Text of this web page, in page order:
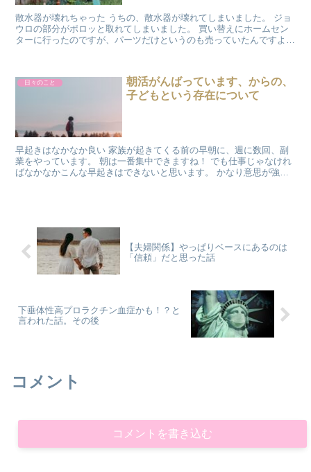
散水器が壊れちゃった うちの、散水器が壊れてしまいました。 ジョ
ウロの部分がポロッと取れてしまいました。 買い替えにホームセン
ターに行ったのですが、パーツだけというのも売っていたんですよ
日々のこと
朝活がんばっています、からの、
子どもという存在について
早起きはなかなか良い 家族が起きてくる前の早朝に、週に数回、副
業をやっています。 朝は一番集中できますね！ でも仕事じゃなけれ
ばなかなかこんな早起きはできないと思います。 かなり意思が強く
【夫婦関係】やっぱりベースにあるのは
「信頼」だと思った話
下垂体性高プロラクチン血症かも！？と
言われた話。その後
コメント
コメントを書き込む